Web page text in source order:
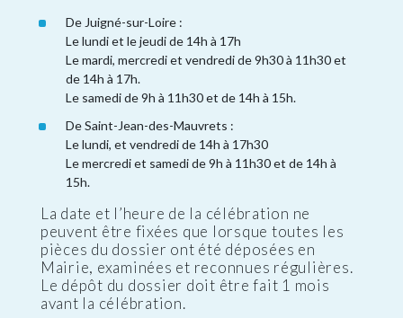
De Juigné-sur-Loire :
Le lundi et le jeudi de 14h à 17h
Le mardi, mercredi et vendredi de 9h30 à 11h30 et
de 14h à 17h.
Le samedi de 9h à 11h30 et de 14h à 15h.
De Saint-Jean-des-Mauvrets :
Le lundi, et vendredi de 14h à 17h30
Le mercredi et samedi de 9h à 11h30 et de 14h à
15h.
La date et l’heure de la célébration ne
peuvent être fixées que lorsque toutes les
pièces du dossier ont été déposées en
Mairie, examinées et reconnues régulières.
Le dépôt du dossier doit être fait 1 mois
avant la célébration.